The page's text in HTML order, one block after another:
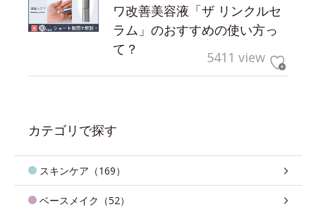
ワ改善美容液「ザ リンクルセ
ラム」のおすすめの使い方っ
て？
5411 view
カテゴリで探す
スキンケア（169）
ベースメイク（52）